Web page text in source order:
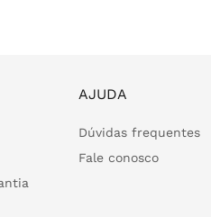
AJUDA
Dúvidas frequentes
Fale conosco